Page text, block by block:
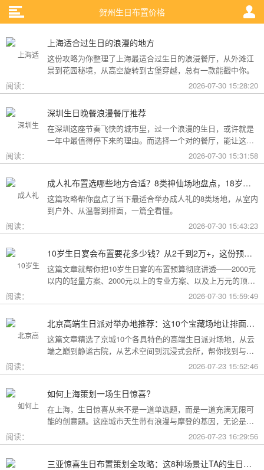
贺州生日布置价格
上海适合过生日的浪漫的地方
这份攻略为你整理了上海最适合过生日的浪漫餐厅，从外滩江
景到花园秘境，从高空旋转到古堡穿越，总有一款能戳中你。
阅读：
2026-07-30 15:28:20
深圳生日晚餐浪漫餐厅推荐
在深圳这座节奏飞快的城市里，过一个浪漫的生日，或许就是
一年中最值得停下来的理由。而选择一个对的餐厅，能让这一
天从“普通”变成“终生难忘”。无论是俯瞰城市灯火的高空秘境，
还是被鲜花与海风包裹的梦幻露台，深圳从不缺乏仪式感。
阅读： 2026-07-30 15:31:58
成人礼布置选哪些地方合适？8类神仙场地盘点，18岁的仪式感从选对地方开始
这篇攻略帮你盘点了当下最适合举办成人礼的8类场地，从室内
到户外、从温馨到排面，一篇全看懂。
阅读：
2026-07-30 15:43:23
10岁生日宴会布置要花多少钱？从2千到2万+，这份预算攻略讲透了
这篇文章就帮你把10岁生日宴的布置预算彻底讲透——2000元
以内的轻量方案、2000元以上的专业方案、以及上万元的顶配
阅读： 2026-07-30 15:59:49
北京高端生日派对举办地推荐：这10个宝藏场地让排面与品味兼得
这篇文章精选了京城10个各具特色的高端生日派对场地，从云
端之巅到静谧古院，从艺术空间到沉浸式会所，帮你找到与心
阅读： 2026-07-23 15:52:46
如何上海策划一场生日惊喜?
在上海，生日惊喜从来不是一道单选题，而是一道充满无限可
能的创意题。这座城市天生带有浪漫与摩登的基因，无论是外
滩的璀璨夜景，还是梧桐树下的老洋房，都为策划惊喜提供了
无尽的灵感
阅读： 2026-07-23 16:29:56
三亚惊喜生日布置策划全攻略：这8种场景让TA的生日成为永远难忘的回忆